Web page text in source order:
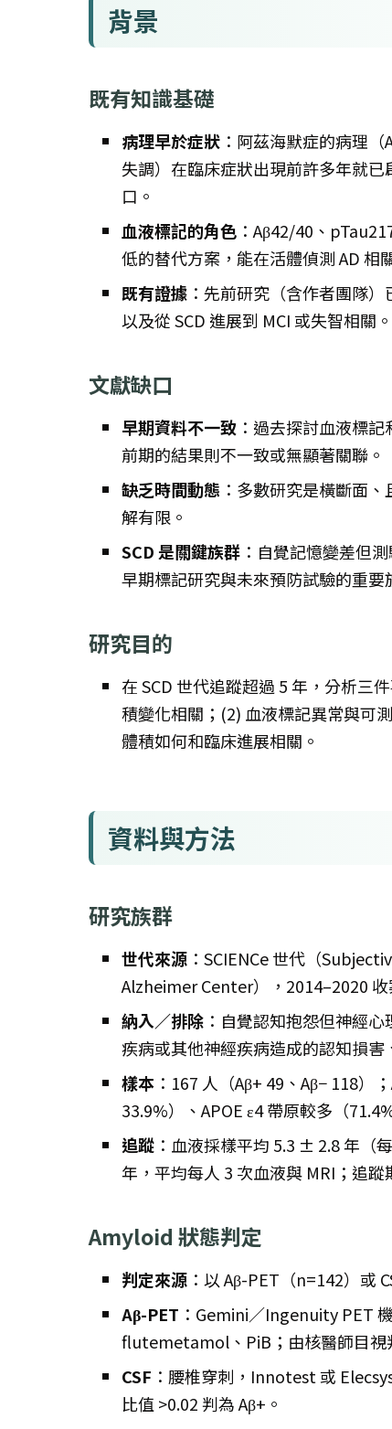
背景
既有知識基礎
病理早於症狀 ：阿茲海默症的病理
失調）在臨床症狀出現前許多年就
口。
血液標記的角色 ：Aβ42/40、
低的替代方案，能在活體偵測 AD 相
既有證據 ：先前研究（含作者團隊
以及從 SCD 進展到 MCI 或失智相關。
文獻缺口
早期資料不一致 ：過去探討血液標
前期的結果則不一致或無顯著關聯。
缺乏時間動態 ：多數研究是橫斷面
解有限。
SCD 是關鍵族群 ：自覺記憶變差但
早期標記研究與未來預防試驗的重要
研究目的
在 SCD 世代追蹤超過 5 年，分析三
積變化相關；(2) 血液標記異常與可
體積如何和臨床進展相關。
資料與方法
研究族群
世代來源 ：SCIENCe 世代（
Alzheimer Center），2014–2020
納入／排除 ：自覺認知抱怨但神經
疾病或其他神經疾病造成的認知損害
樣本 ：167 人（Aβ+ 49、Aβ− 118）
33.9%）、APOE ε4 帶原較多（
追蹤 ：血液採樣平均 5.3 ± 2.8 年（
年，平均每人 3 次血液與 MRI；追蹤
Amyloid 狀態判定
判定來源 ：以 Aβ-PET（n=142）或
Aβ-PET ：Gemini／Ingenuity PET
flutemetamol、PiB；由核醫師目視
CSF ：腰椎穿刺，Innotest 或
比值 >0.02 判為 Aβ+。